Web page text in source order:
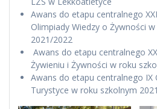
Awans do etapu centralnego
Olimpiady Wiedzy o Żywności
2021/2022
Awans do etapu centralnego
Żywieniu i Żywności w roku
Awans do etapu centralnego IX
Turystyce w roku szkolnym